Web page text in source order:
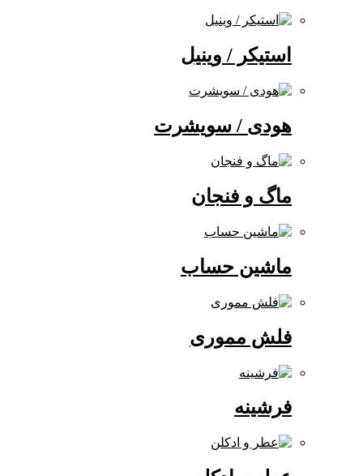
استیکر / وینیل
هودی / سویشرت
ماگ و فنجان
ماشین حساب
فلش مموری